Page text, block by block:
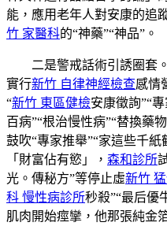
能，應用老年人對安康的追
竹 家醫科的“神藥”“神品”。
二是警戒話術引誘圈套
實行新竹 自律神經檢查感情
“新竹 東區健檢安康徵詢”“
百病”“根治慢性病”“替換藥
鼓吹“專家推舉”“家這些千
「財富佔有慾」， 森和診所
光。傳秘方”等停止虛新竹
科 慢性病診所秒殺”“最后優
肌肉開始痙攣，他那張純金